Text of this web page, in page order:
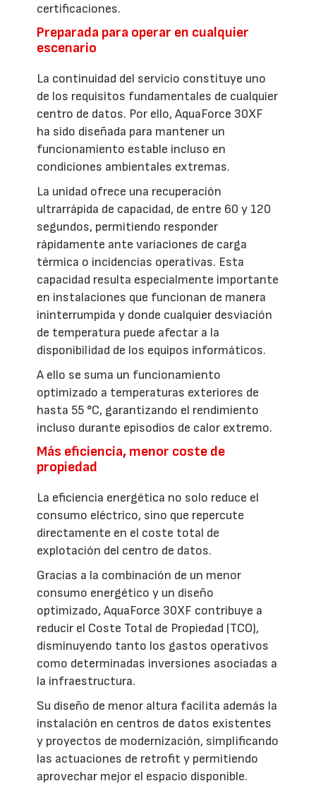
certificaciones.
Preparada para operar en cualquier
escenario
La continuidad del servicio constituye uno
de los requisitos fundamentales de cualquier
centro de datos. Por ello, AquaForce 30XF
ha sido diseñada para mantener un
funcionamiento estable incluso en
condiciones ambientales extremas.
La unidad ofrece una recuperación
ultrarrápida de capacidad, de entre 60 y 120
segundos, permitiendo responder
rápidamente ante variaciones de carga
térmica o incidencias operativas. Esta
capacidad resulta especialmente importante
en instalaciones que funcionan de manera
ininterrumpida y donde cualquier desviación
de temperatura puede afectar a la
disponibilidad de los equipos informáticos.
A ello se suma un funcionamiento
optimizado a temperaturas exteriores de
hasta 55 °C, garantizando el rendimiento
incluso durante episodios de calor extremo.
Más eficiencia, menor coste de
propiedad
La eficiencia energética no solo reduce el
consumo eléctrico, sino que repercute
directamente en el coste total de
explotación del centro de datos.
Gracias a la combinación de un menor
consumo energético y un diseño
optimizado, AquaForce 30XF contribuye a
reducir el Coste Total de Propiedad (TCO),
disminuyendo tanto los gastos operativos
como determinadas inversiones asociadas a
la infraestructura.
Su diseño de menor altura facilita además la
instalación en centros de datos existentes
y proyectos de modernización, simplificando
las actuaciones de retrofit y permitiendo
aprovechar mejor el espacio disponible.